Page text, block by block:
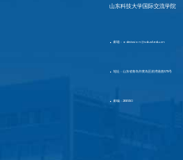
山东科技大学国际交流学院
邮箱：admission@sdust.edu.cn
地址：山东省青岛市黄岛区前湾港路579号
邮编：266590